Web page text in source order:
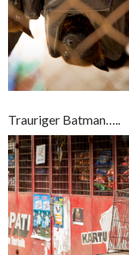
Trauriger Batman…..